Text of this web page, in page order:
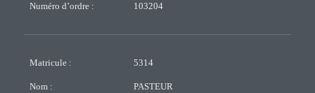
Numéro d’ordre : 103204
Matricule : 5314
Nom : PASTEUR